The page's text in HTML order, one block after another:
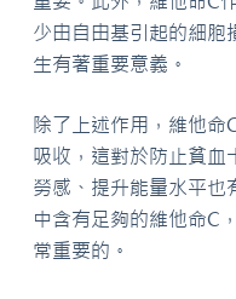
少由自由基引起的細胞
生有著重要意義。
除了上述作用，維他
吸收，這對於防止貧血
勞感、提升能量水平也
中含有足夠的維他命C
常重要的。